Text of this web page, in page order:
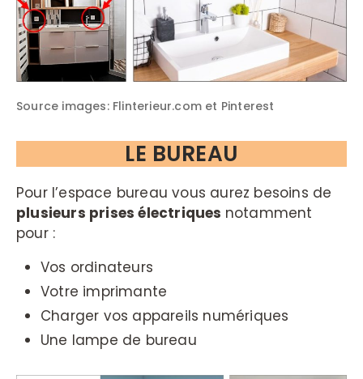
Source images: Flinterieur.com et Pinterest
LE BUREAU
Pour l’espace bureau vous aurez besoins de
plusieurs prises électriques notamment
pour :
Vos ordinateurs
Votre imprimante
Charger vos appareils numériques
Une lampe de bureau